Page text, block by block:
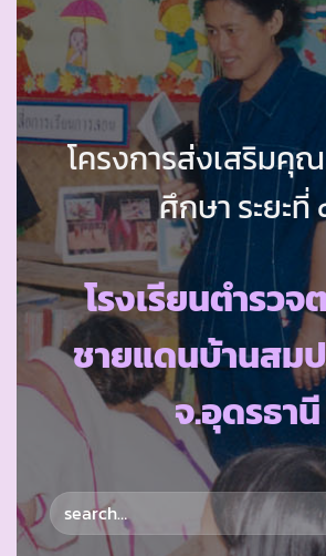
โครงการส่งเสริมคุ
ศึกษา ระยะที่
โรงเรียนตำรวจ
ชายแดนบ้านสม
จ.อุดรธานี